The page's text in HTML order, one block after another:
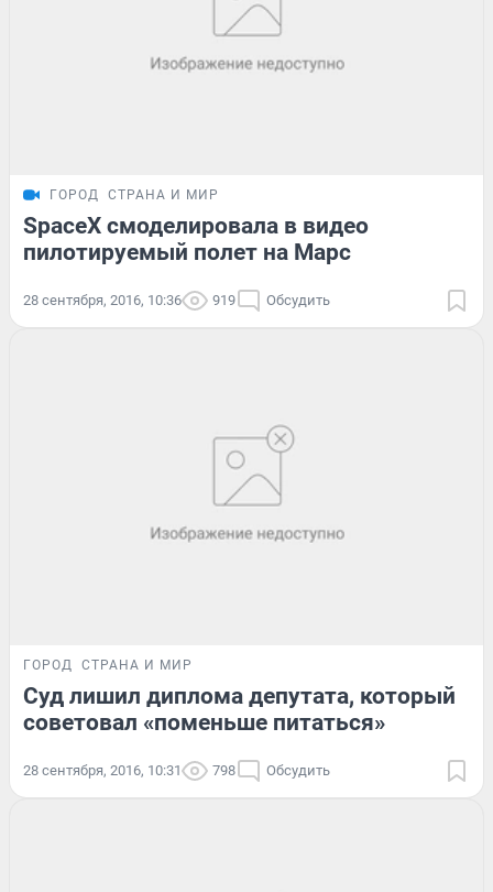
ГОРОД СТРАНА И МИР
SpaceX смоделировала в видео
пилотируемый полет на Марс
28 сентября, 2016, 10:36 919 Обсудить
ГОРОД СТРАНА И МИР
Суд лишил диплома депутата, который
советовал «поменьше питаться»
28 сентября, 2016, 10:31 798 Обсудить